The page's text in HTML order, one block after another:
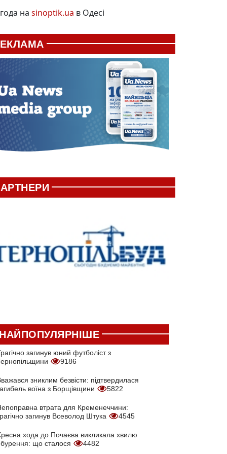
на sinoptik.ua в Одесі
загинув юний футболіст з
9186
зниклим безвісти: підтвердилася
воїна з Борщівщини
5822
втрата для Кременеччини:
загинув Всеволод Штука
4545
хода до Почаєва викликала хвилю
що сталося
4482